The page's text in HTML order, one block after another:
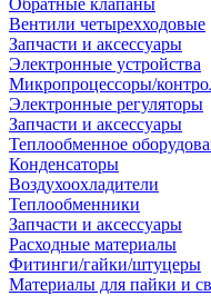
Обратные клапаны
Вентили четырехходовые
Запчасти и аксессуары
Электронные устройства
Микропроцессоры/
Электронные регуляторы
Запчасти и аксессуары
Теплообменное
Конденсаторы
Воздухоохладители
Теплообменники
Запчасти и аксессуары
Расходные материалы
Фитинги/гайки/штуцеры
Материалы для пайки и